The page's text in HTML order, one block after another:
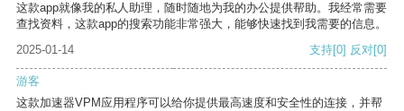
这款app就像我的私人助理，随时随地为我的办公提供帮助。我经常需要
查找资料，这款app的搜索功能非常强大，能够快速找到我需要的信息。
2025-01-14
支持[0] 反对[0]
游客
这款加速器VPM应用程序可以给你提供最高速度和安全性的连接，并帮